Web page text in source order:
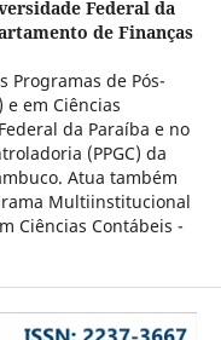
Federal da
de Finanças
Programas de Pós-
e em Ciências
da Paraíba e no
(PPGC) da
Atua também
Multiinstitucional
Ciências Contábeis -